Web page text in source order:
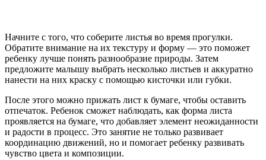
Начните с того, что соберите листья во время прогулки.
Обратите внимание на их текстуру и форму — это поможет
ребенку лучше понять разнообразие природы. Затем
предложите малышу выбрать несколько листьев и аккуратно
нанести на них краску с помощью кисточки или губки.
После этого можно прижать лист к бумаге, чтобы оставить
отпечаток. Ребенок сможет наблюдать, как форма листа
проявляется на бумаге, что добавляет элемент неожиданности
и радости в процесс. Это занятие не только развивает
координацию движений, но и помогает ребенку развивать
чувство цвета и композиции.